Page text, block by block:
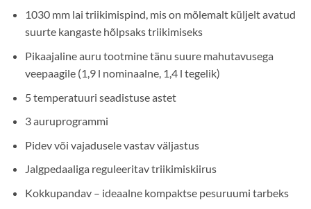
1030 mm lai triikimispind, mis on mõlemalt küljelt avatud
suurte kangaste hõlpsaks triikimiseks
Pikaajaline auru tootmine tänu suure mahutavusega
veepaagile (1,9 l nominaalne, 1,4 l tegelik)
5 temperatuuri seadistuse astet
3 auruprogrammi
Pidev või vajadusele vastav väljastus
Jalgpedaaliga reguleeritav triikimiskiirus
Kokkupandav – ideaalne kompaktse pesuruumi tarbeks